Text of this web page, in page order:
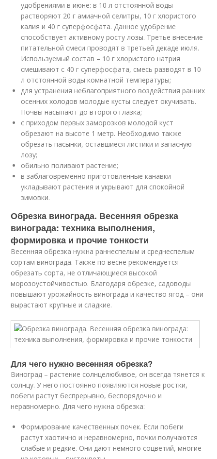
удобрениями в июне: в 10 л отстоянной воды
растворяют 20 г амиачной селитры, 10 г хлористого
калия и 40 г суперфосфата. Данное удобрение
способствует активному росту лозы. Третье внесение
питательной смеси проводят в третьей декаде июля.
Используемый состав – 10 г хлористого натрия
смешивают с 40 г суперфосфата, смесь разводят в 10
л отстоянной воды комнатной температуры;
для устранения неблагоприятного воздействия ранних
осенних холодов молодые кусты следует окучивать.
Почвы насыпают до второго глазка;
с приходом первых заморозков молодой куст
обрезают на высоте 1 метр. Необходимо также
обрезать пасынки, оставшиеся листики и запасную
лозу;
обильно поливают растение;
в заблаговременно приготовленные канавки
укладывают растения и укрывают для спокойной
зимовки.
Обрезка винограда. Весенняя обрезка
винограда: техника выполнения,
формировка и прочие тонкости
Весенняя обрезка нужна раннеспелым и среднеспелым
сортам винограда. Также по весне рекомендуется
обрезать сорта, не отличающиеся высокой
морозоустойчивостью. Благодаря обрезке, садоводы
повышают урожайность винограда и качество ягод – они
вырастают крупные и сладкие.
Для чего нужно весенняя обрезка?
Виноград – растение солнцелюбивое, он всегда тянется к
солнцу. У него постоянно появляются новые ростки,
побеги растут беспрерывно, беспорядочно и
неравномерно. Для чего нужна обрезка:
Формирование качественных почек. Если побеги
растут хаотично и неравномерно, почки получаются
слабые и редкие. Они дают немного соцветий, многие